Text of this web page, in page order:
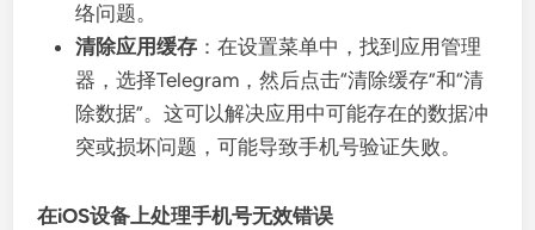
络问题。
清除应用缓存 ：在设置菜单中，找到应用管理
器，选择Telegram，然后点击“清除缓存”和“清
除数据”。这可以解决应用中可能存在的数据冲
突或损坏问题，可能导致手机号验证失败。
在iOS设备上处理手机号无效错误